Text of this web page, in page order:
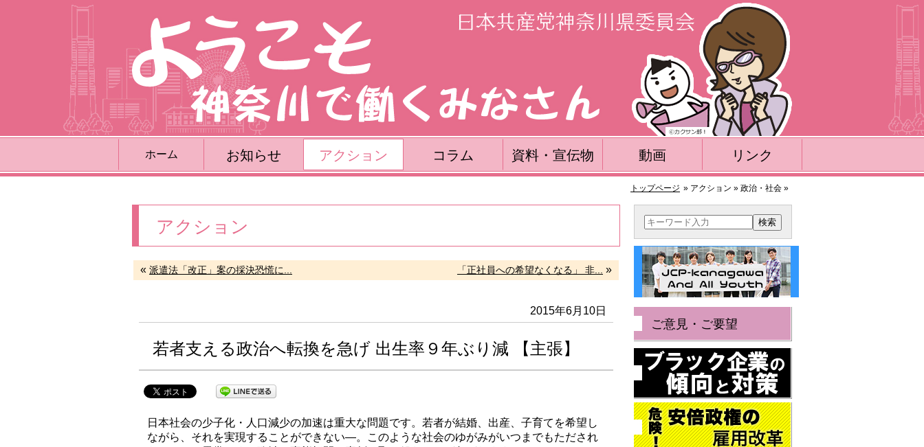
ホーム お知らせ アクション コラム 資料・宣伝物 動画 リンク
トップページ » アクション » 政治・社会 »
アクション
« 派遣法「改正」案の採決恐慌に... 「正社員への希望なくなる」 非... »
2015年6月10日
若者支える政治へ転換を急げ 出生率９年ぶり減 【主張】
日本社会の少子化・人口減少の加速は重大な問題です。若者が結婚、出産、子育てを希望し
ながら、それを実現することができない―。このような社会のゆがみがいつまでもただされ
ご意見・ご要望